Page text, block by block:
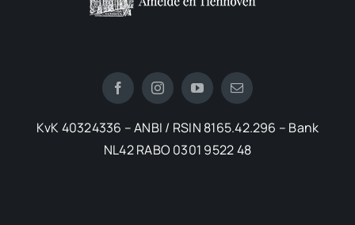
KvK 40324336 – ANBI / RSIN 8165.42.296 – Bank
NL42 RABO 0301 9522 48